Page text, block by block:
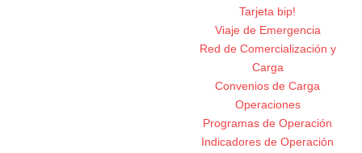
Tarjeta bip!
Viaje de Emergencia
Red de Comercialización y
Carga
Convenios de Carga
Operaciones
Programas de Operación
Indicadores de Operación